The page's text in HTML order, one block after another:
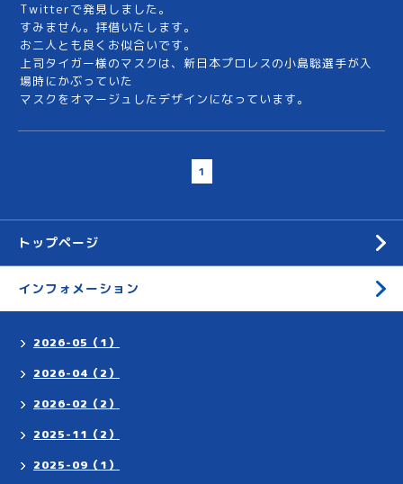
Twitterで発見しました。
すみません。拝借いたします。
お二人とも良くお似合いです。
上司タイガー様のマスクは、新日本プロレスの小島聡選手が入
場時にかぶっていた
マスクをオマージュしたデザインになっています。
1
トップページ
インフォメーション
2026-05（1）
2026-04（2）
2026-02（2）
2025-11（2）
2025-09（1）